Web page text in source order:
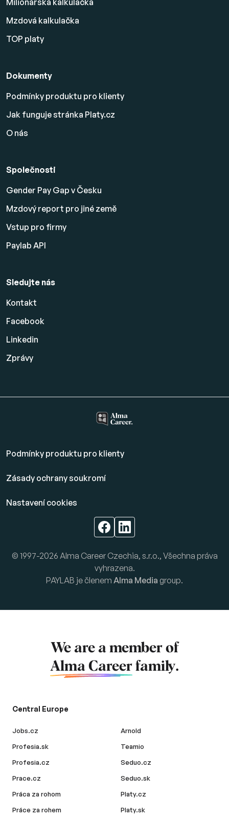
Mzdová kalkulačka
TOP platy
Dokumenty
Podmínky produktu pro klienty
Jak funguje stránka Platy.cz
O nás
Společnosti
Gender Pay Gap v Česku
Mzdový report pro jiné země
Vstup pro firmy
Paylab API
Sledujte nás
Kontakt
Facebook
Linkedin
Zprávy
Podmínky produktu pro klienty
Zásady ochrany soukromí
Nastavení cookies
© 1997-2026 Alma Career Czechia, s.r.o., Všechna práva
vyhrazena.
PAYLAB je členem Alma Media group.
We are a member of
Alma Career family.
Central Europe
Jobs.cz
Profesia.sk
Profesia.cz
Prace.cz
Práca za rohom
Práce za rohem
Arnold
Teamio
Seduo.cz
Seduo.sk
Platy.cz
Platy.sk